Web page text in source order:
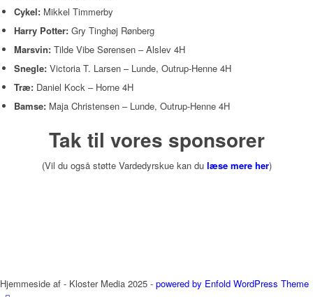
Cykel: Mikkel Timmerby
Harry Potter: Gry Tinghøj Rønberg
Marsvin: Tilde Vibe Sørensen – Alslev 4H
Snegle: Victoria T. Larsen – Lunde, Outrup-Henne 4H
Træ: Daniel Kock – Horne 4H
Bamse: Maja Christensen – Lunde, Outrup-Henne 4H
Tak til vores sponsorer
(Vil du også støtte Vardedyrskue kan du læse mere her)
Hjemmeside af - Kloster Media 2025 - powered by Enfold WordPress Theme